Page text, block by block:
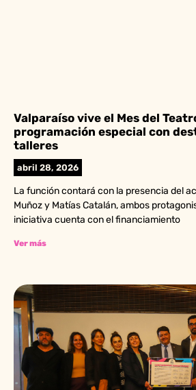
Valparaíso vive el Mes del
programación especial con
talleres
abril 28, 2026
La función contará con la presencia del
Muñoz y Matías Catalán, ambos
iniciativa cuenta con el financiamiento
Ver más